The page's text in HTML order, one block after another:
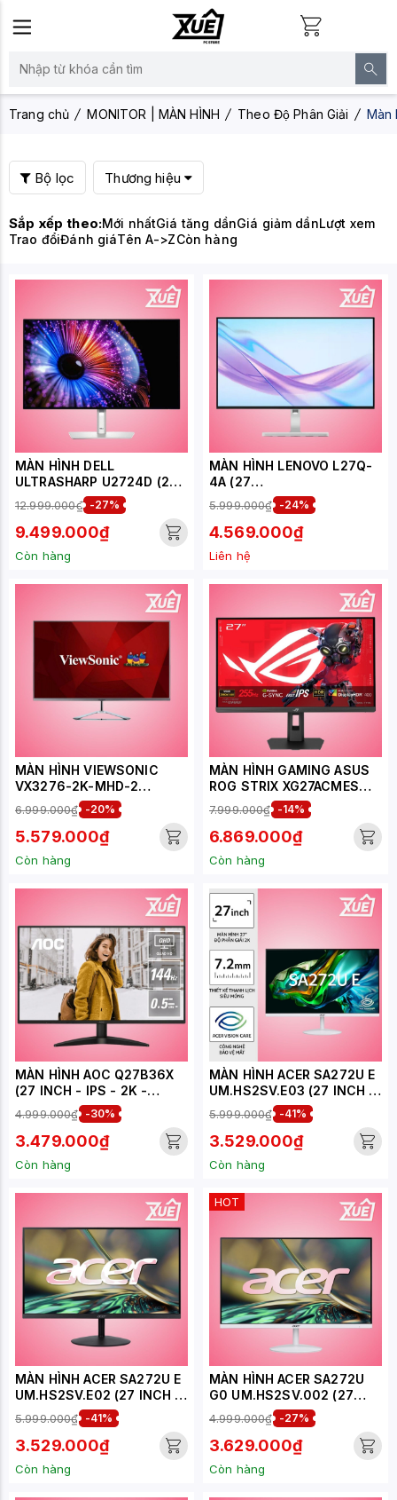
Trang chủ MONITOR | MÀN HÌNH Theo Độ Phân Giải Màn
Bộ lọc Thương hiệu
Sắp xếp theo:Mới nhấtGiá tăng dầnGiá giảm dầnLượt xem
Trao đổiĐánh giáTên A->ZCòn hàng
MÀN HÌNH DELL
ULTRASHARP U2724D (27
INCH/QHD/IPS/120HZ/5MS/
USB-C)
12.999.000₫ -27%
9.499.000₫
Còn hàng
MÀN HÌNH LENOVO L27Q-
4A (27
INCH/QHD/IPS/100HZ/4MS
/LOA) (67BFGAC6VN)
5.999.000₫ -24%
4.569.000₫
Liên hệ
MÀN HÌNH VIEWSONIC
VX3276-2K-MHD-2
(31.5INCH/QHD/IPS/75HZ/4
MS/HDMI+DP+MDP)
6.999.000₫ -20%
5.579.000₫
Còn hàng
MÀN HÌNH GAMING ASUS
ROG STRIX XG27ACMES
(27 INCH - IPS - 2K -
255HZ - 1MS)
7.999.000₫ -14%
6.869.000₫
Còn hàng
MÀN HÌNH AOC Q27B36X
(27 INCH - IPS - 2K -
144HZ - 0.5MS)
4.999.000₫ -30%
3.479.000₫
Còn hàng
MÀN HÌNH ACER SA272U E
UM.HS2SV.E03 (27 INCH -
2K - IPS - 100HZ - 4MS -
TRẮNG - SPEAKER)
5.999.000₫ -41%
3.529.000₫
Còn hàng
MÀN HÌNH ACER SA272U E
UM.HS2SV.E02 (27 INCH -
2K - IPS - 100HZ - 4MS -
SPEAKER)
5.999.000₫ -41%
3.529.000₫
Còn hàng
HOT
MÀN HÌNH ACER SA272U
G0 UM.HS2SV.002 (27
INCH - IPS - 2K - 120HZ -
1MS - TRẮNG - SPEAKER)
4.999.000₫ -27%
3.629.000₫
Còn hàng